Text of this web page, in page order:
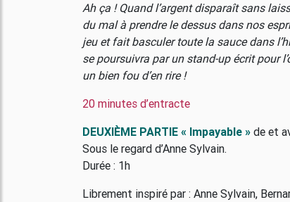
Ah ça ! Quand l’argent disparaît sans
du mal à prendre le dessus dans nos
jeu et fait basculer toute la sauce dans
se poursuivra par un stand-up écrit pour
un bien fou d’en rire !
20 minutes d’entracte
DEUXIÈME PARTIE « Impayable » de et
Sous le regard d’Anne Sylvain.
Durée : 1h
Librement inspiré par : Anne Sylvain,